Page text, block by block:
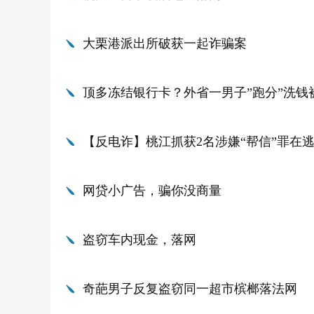
大栗港派出所破获一起诈骗案
顶多冻结银行卡？外省一男子”跑分”洗钱
【反电诈】桃江抓获2名涉嫌“帮信”罪在
网贷小广告，骗你没商量
盗窃车内现金，落网
奇葩男子反复盗窃同一超市槟榔落法网